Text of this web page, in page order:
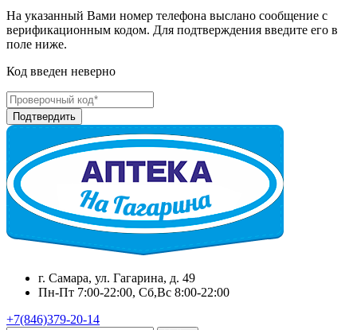
На указанный Вами номер телефона выслано сообщение с
верификационным кодом. Для подтверждения введите его в
поле ниже.
Код введен неверно
г. Самара, ул. Гагарина, д. 49
Пн-Пт 7:00-22:00, Сб,Вс 8:00-22:00
+7(846)379-20-14